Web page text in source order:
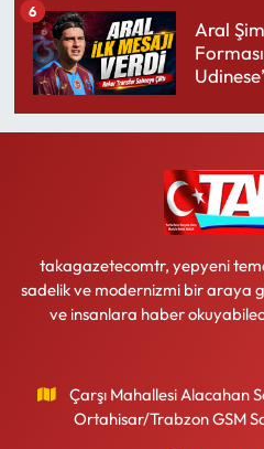
Aral
6
takagazetecomtr, yepyeni
sadelik ve modernizmi bir araya
ve insanlara haber
Çarşı Mahallesi Alacahan
Ortahisar/Trabzon GSM